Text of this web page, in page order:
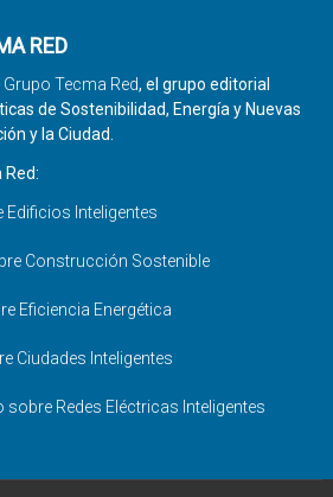
RED
Grupo Tecma Red, el grupo editorial
de Sostenibilidad, Energía y Nuevas
y la Ciudad.
Red:
Edificios Inteligentes
Construcción Sostenible
Eficiencia Energética
Ciudades Inteligentes
sobre Redes Eléctricas Inteligentes